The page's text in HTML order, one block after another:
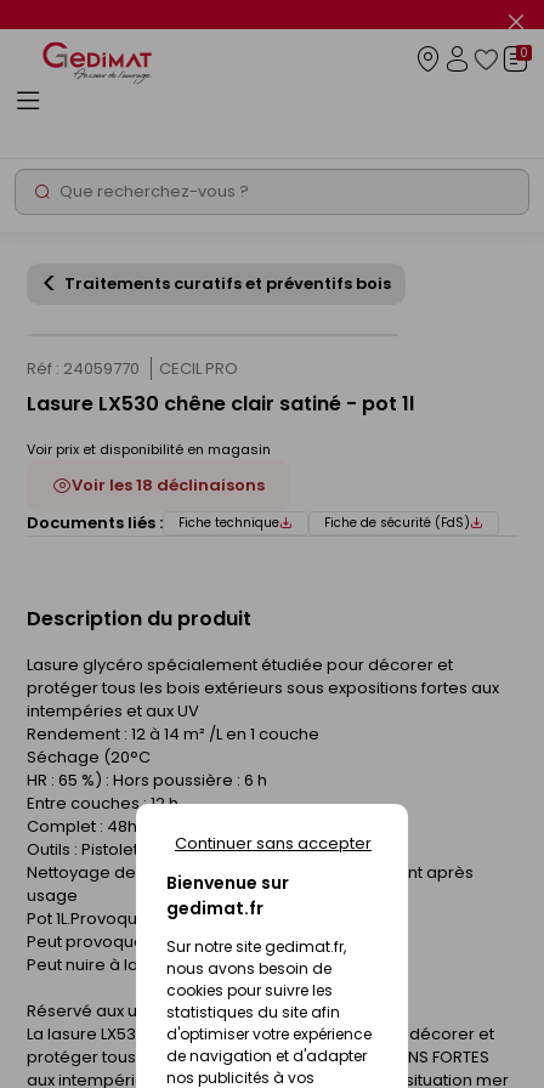
Bienvenue sur
gedimat.fr
Sur notre site gedimat.fr,
nous avons besoin de
cookies pour suivre les
statistiques du site afin
d'optimiser votre expérience
de navigation et d'adapter
nos publicités à vos
Continuer sans accepter
le
info
Rechercher
0
Traitements curatifs et préventifs bois
Réf : 24059770 CECIL PRO
Lasure LX530 chêne clair satiné - pot 1l
Voir prix et disponibilité en magasin
Voir les 18 déclinaisons
Documents liés :
Fiche technique Fiche de sécurité (FdS)
Description du produit
Lasure glycéro spécialement étudiée pour décorer et
protéger tous les bois extérieurs sous expositions fortes aux
intempéries et aux UV
Rendement : 12 à 14 m² /L en 1 couche
Séchage (20°C
HR : 65 %) : Hors poussière : 6 h
Entre couches : 12 h
Complet : 48h
Outils : Pistolet, pinceau
Nettoyage des outils : White spirit, immédiatement après
usage
Pot 1L.Provoque une irritation cutanée. H317
Peut provoquer une allergie cutanée. H360F
Peut nuire à la fertilité.
Réservé aux utilisateurs professionnels
La lasure LX530+ est spécialement étudiée pour décorer et
protéger tous les bois extérieurs sous EXPOSITIONS FORTES
aux intempéries et aux UV (exposition plein sud/situation mer